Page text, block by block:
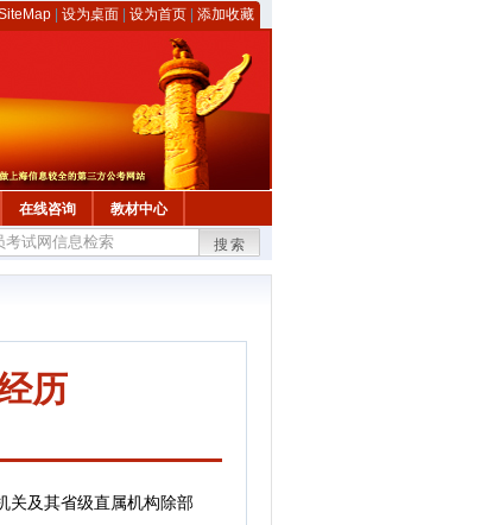
设为桌面 设为首页 添加收藏
在线咨询
教材中心
搜索
历
关及其省级直属机构除部